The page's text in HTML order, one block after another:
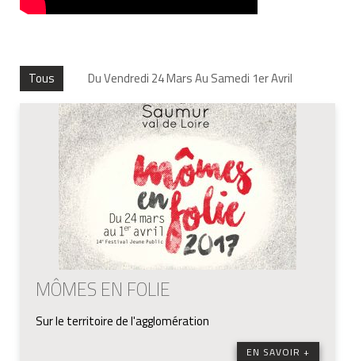
Tous Du Vendredi 24 Mars Au Samedi 1er Avril
MÔMES EN FOLIE
Sur le territoire de l'agglomération
EN SAVOIR +